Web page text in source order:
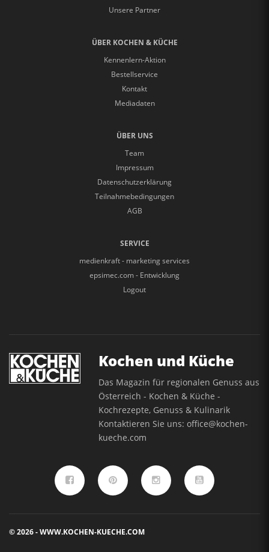
Unsere Partner
ÜBER KOCHEN & KÜCHE
Kennenlern-Aktion
Bestellservice
Kontakt
Mediadaten
ÜBER UNS
Team
Impressum
Datenschutzerklärung
Teilnahmebedingungen
AGB
SERVICE
medienkraft - marketing services
epsimec.com - Entwicklung
Logout
Kochen und Küche
Das Magazin für regionalen Genuss aus
Österreich - Kochen & Küche -
Kochrezepte, Genuss & Kulinarik
Kontaktieren Sie uns:office@kochen-
kueche.com
© 2026 - WWW.KOCHEN-KUECHE.COM